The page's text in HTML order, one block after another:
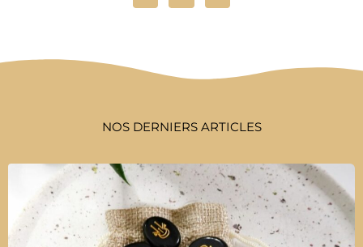
NOS DERNIERS ARTICLES